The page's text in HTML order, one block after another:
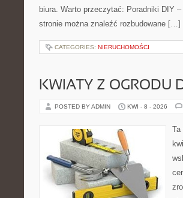
biura. Warto przeczytać: Poradniki DIY
stronie można znaleźć rozbudowane […]
CATEGORIES: NIERUCHOMOŚCI
KWIATY Z OGRODU
POSTED BY ADMIN KWI - 8 - 2026
Ta